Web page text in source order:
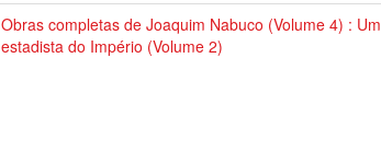
Obras completas de Joaquim Nabuco (Volume 4) : Um
estadista do Império (Volume 2)